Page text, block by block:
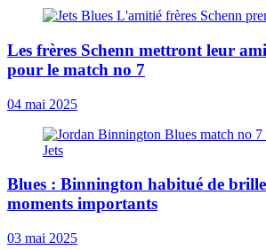
Les frères Schenn mettront leur
pour le match no 7
04 mai 2025
Blues : Binnington habitué de
moments importants
03 mai 2025